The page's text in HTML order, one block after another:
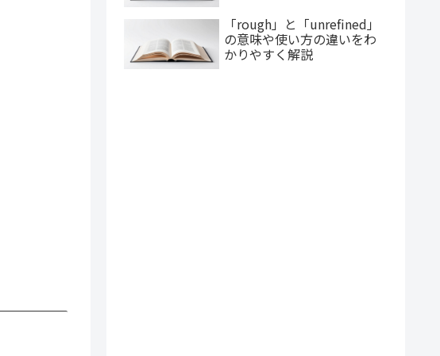
「rough」と「unrefined」
の意味や使い方の違いをわ
かりやすく解説